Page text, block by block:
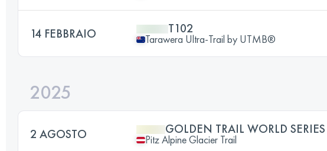
14 FEBBRAIO T102
Tarawera Ultra-Trail by UTMB®
2025
2 AGOSTO GOLDEN TRAIL WORLD SERIES
Pitz Alpine Glacier Trail